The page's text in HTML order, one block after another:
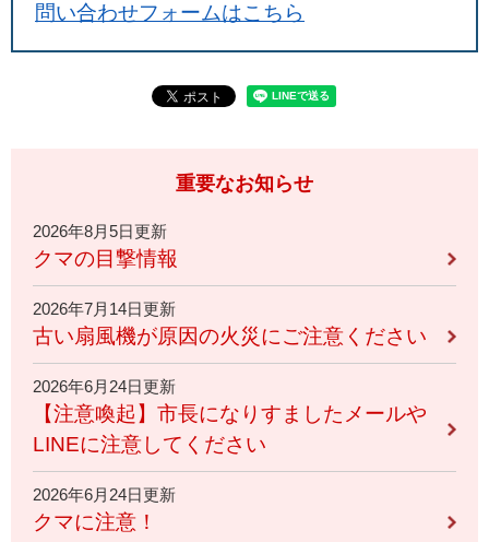
問い合わせフォームはこちら
重要なお知らせ
2026年8月5日更新
クマの目撃情報
2026年7月14日更新
古い扇風機が原因の火災にご注意ください
2026年6月24日更新
【注意喚起】市長になりすましたメールや
LINEに注意してください
2026年6月24日更新
クマに注意！